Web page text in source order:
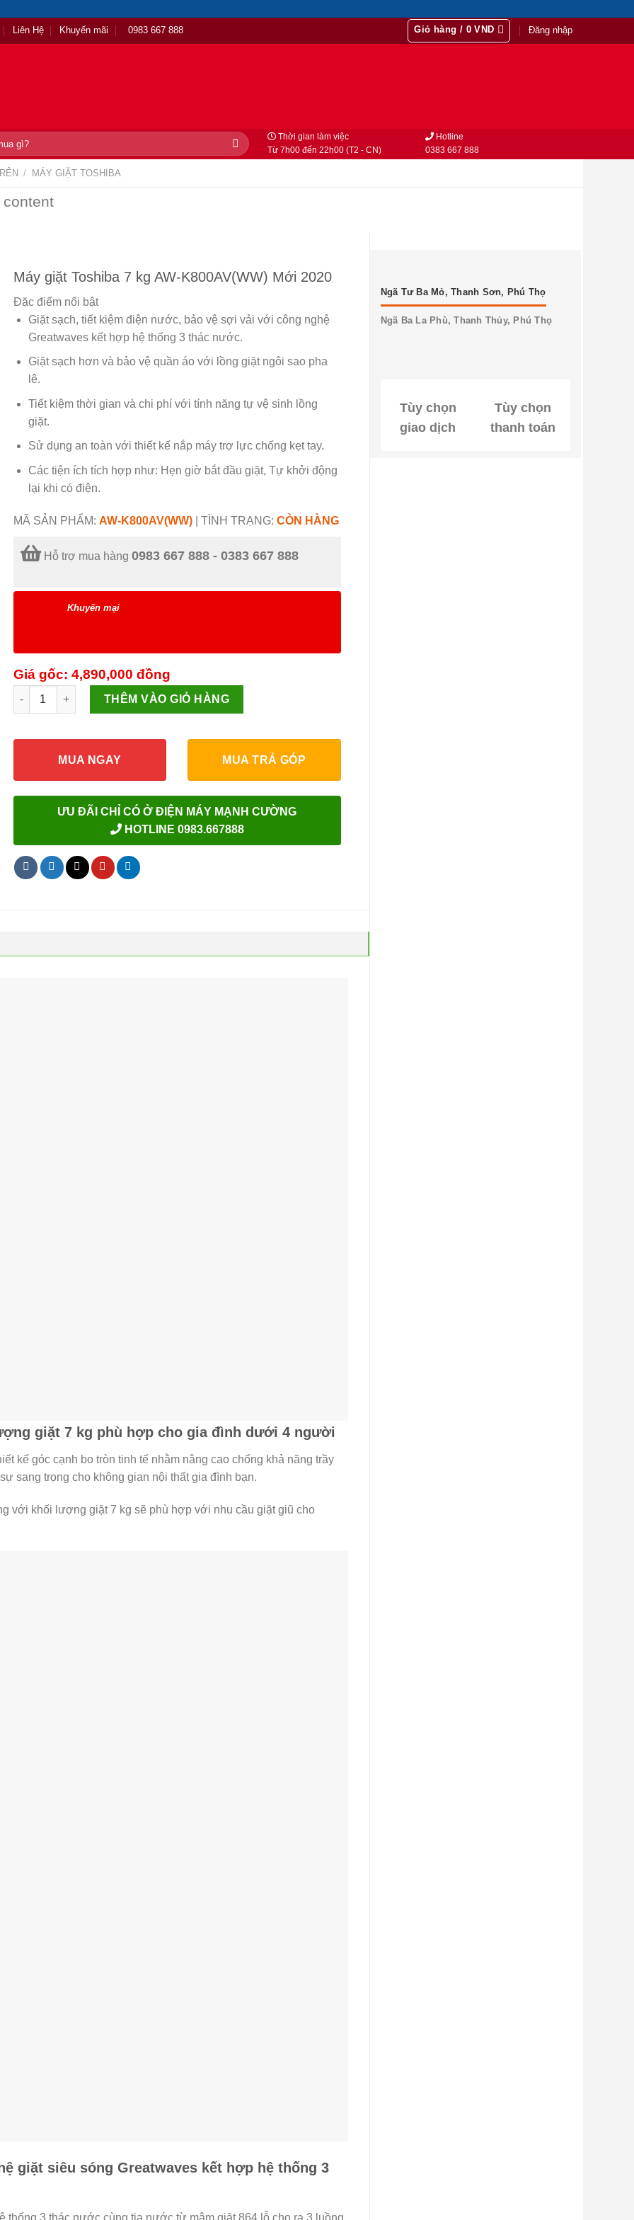
Liên Hệ Khuyến mãi 0983 667 888 Giỏ hàng / 0VND Đăng nhập
Thời gian làm việc
Từ 7h00 đến 22h00 (T2 - CN)
Hotline
0383 667 888
/ MÁY GIẶT TOSHIBA
content
Ngã Tư Ba Mỏ, Thanh Sơn, Phú Thọ
Ngã Ba La Phù, Thanh Thủy, Phú Thọ
Tùy chọn
giao dịch
Tùy chọn
thanh toán
Máy giặt Toshiba 7 kg AW-K800AV(WW) Mới 2020
Đặc điểm nổi bật
Giặt sạch, tiết kiệm điện nước, bảo vệ sợi vải với công nghệ
Greatwaves kết hợp hệ thống 3 thác nước.
Giặt sạch hơn và bảo vệ quần áo với lồng giặt ngôi sao pha
lê.
Tiết kiệm thời gian và chi phí với tính năng tự vệ sinh lồng
giặt.
Sử dụng an toàn với thiết kế nắp máy trợ lực chống kẹt tay.
Các tiện ích tích hợp như: Hẹn giờ bắt đầu giặt, Tự khởi động
lại khi có điện.
MÃ SẢN PHẨM: AW-K800AV(WW)| TÌNH TRẠNG: CÒN HÀNG
Hỗ trợ mua hàng 0983 667 888 - 0383 667 888
Khuyến mại
Giá gốc: 4,890,000 đồng
Máy giặt Toshiba 7 kg AW-K800AV(WW) Mới 2020 số lượng
THÊM VÀO GIỎ HÀNG
MUA NGAY MUA TRẢ GÓP
ƯU ĐÃI CHỈ CÓ Ở ĐIỆN MÁY MẠNH CƯỜNG
HOTLINE 0983.667888
giặt 7 kg phù hợp cho gia đình dưới 4 người
kế góc cạnh bo tròn tinh tế nhằm nâng cao chống khả năng trầy
sang trọng cho không gian nội thất gia đình bạn.
với khối lượng giặt 7 kg sẽ phù hợp với nhu cầu giặt giũ cho
giặt siêu sóng Greatwaves kết hợp hệ thống 3